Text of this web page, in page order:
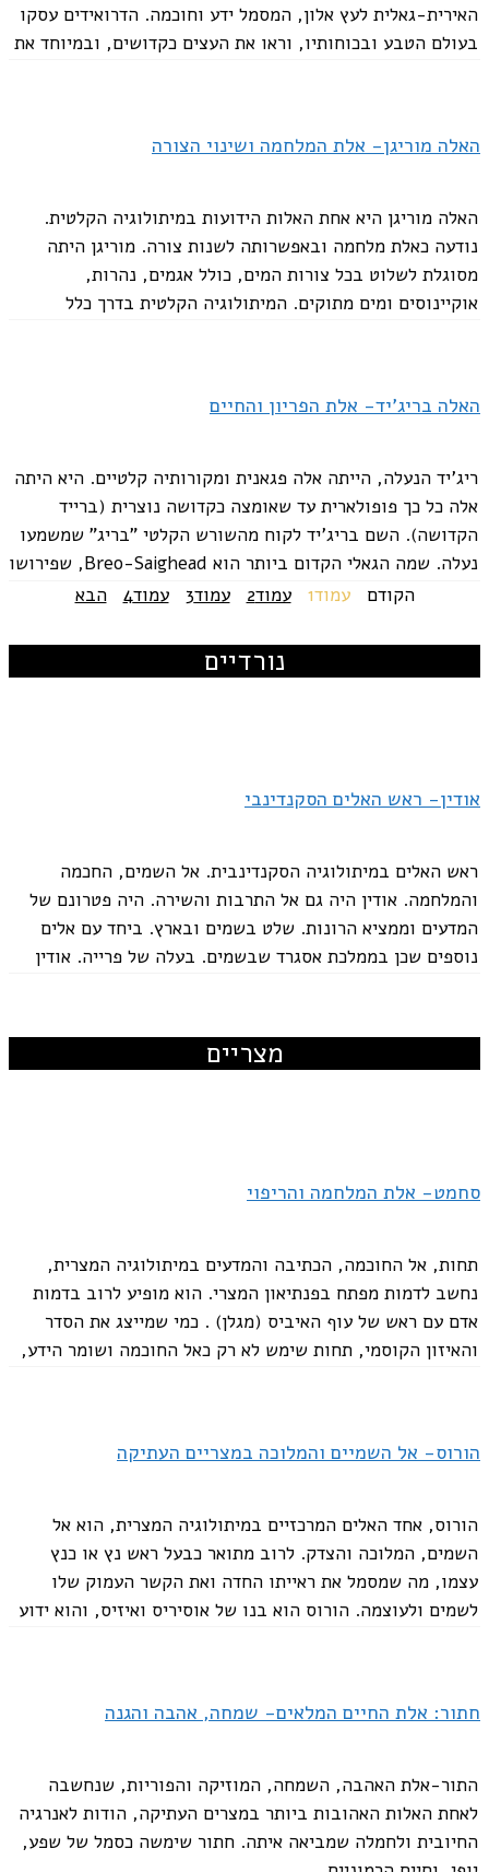
האירית-גאלית לעץ אלון, המסמל ידע וחוכמה. הדרואידים עסקו
בעולם הטבע ובכוחותיו, וראו את העצים כקדושים, ובמיוחד את
האלה מוריגן- אלת המלחמה ושינוי הצורה
האלה מוריגן היא אחת האלות הידועות במיתולוגיה הקלטית.
נודעה כאלת מלחמה ובאפשרותה לשנות צורה. מוריגן היתה
מסוגלת לשלוט בכל צורות המים, כולל אגמים, נהרות,
אוקיינוסים ומים מתוקים. המיתולוגיה הקלטית בדרך כלל
האלה בריג'יד- אלת הפריון והחיים
ריג'יד הנעלה, הייתה אלה פגאנית ומקורותיה קלטיים. היא היתה
אלה כל כך פופולארית עד שאומצה כקדושה נוצרית (ברייד
הקדושה). השם בריג'יד לקוח מהשורש הקלטי "בריג" שמשמעו
נעלה. שמה הגאלי הקדום ביותר הוא Breo-Saighead, שפירושו
כוח לוהט או חץ לוהט. היא...
הקודם עמוד1 עמוד2 עמוד3 עמוד4 הבא
נורדיים
אודין- ראש האלים הסקנדינבי
ראש האלים במיתולוגיה הסקנדינבית. אל השמים, החכמה
והמלחמה. אודין היה גם אל התרבות והשירה. היה פטרונם של
המדעים וממציא הרונות. שלט בשמים ובארץ. ביחד עם אלים
נוספים שכן בממלכת אסגרד שבשמים. בעלה של פרייה. אודין
פרייה- אלת האהבה והפוריות
פוריות, כישוף, קרב ומוות. אוהבת רכוש ויופי. לעתים קרובות
תפקיד גדול בקידום החקלאות והפוריות, זו הרחבה של תפקידו
כאל שמים, וקשורה במיוחד לגשם המאפשר לגידול יבולים. ת'ור,
הוא הארכיטיפ של לוחם נאמן ואמיץ, האידיאל אליו שאף הלוחם
האנושי. הוא המגן של...
הקודם עמוד1 עמוד2 הבא
מצריים
סחמט- אלת המלחמה והריפוי
תחות, אל החוכמה, הכתיבה והמדעים במיתולוגיה המצרית,
נחשב לדמות מפתח בפנתיאון המצרי. הוא מופיע לרוב בדמות
אדם עם ראש של עוף האיביס (מגלן) . כמי שמייצג את הסדר
והאיזון הקוסמי, תחות שימש לא רק כאל החוכמה ושומר הידע,
הורוס- אל השמיים והמלוכה במצריים העתיקה
הורוס, אחד האלים המרכזיים במיתולוגיה המצרית, הוא אל
השמים, המלוכה והצדק. לרוב מתואר כבעל ראש נץ או כנץ
עצמו, מה שמסמל את ראייתו החדה ואת הקשר העמוק שלו
לשמים ולעוצמה. הורוס הוא בנו של אוסיריס ואיזיס, והוא ידוע
חתור: אלת החיים המלאים- שמחה, אהבה והגנה
התור-אלת האהבה, השמחה, המוזיקה והפוריות, שנחשבה
לאחת האלות האהובות ביותר במצרים העתיקה, הודות לאנרגיה
החיובית ולחמלה שמביאה איתה. חתור שימשה כסמל של שפע,